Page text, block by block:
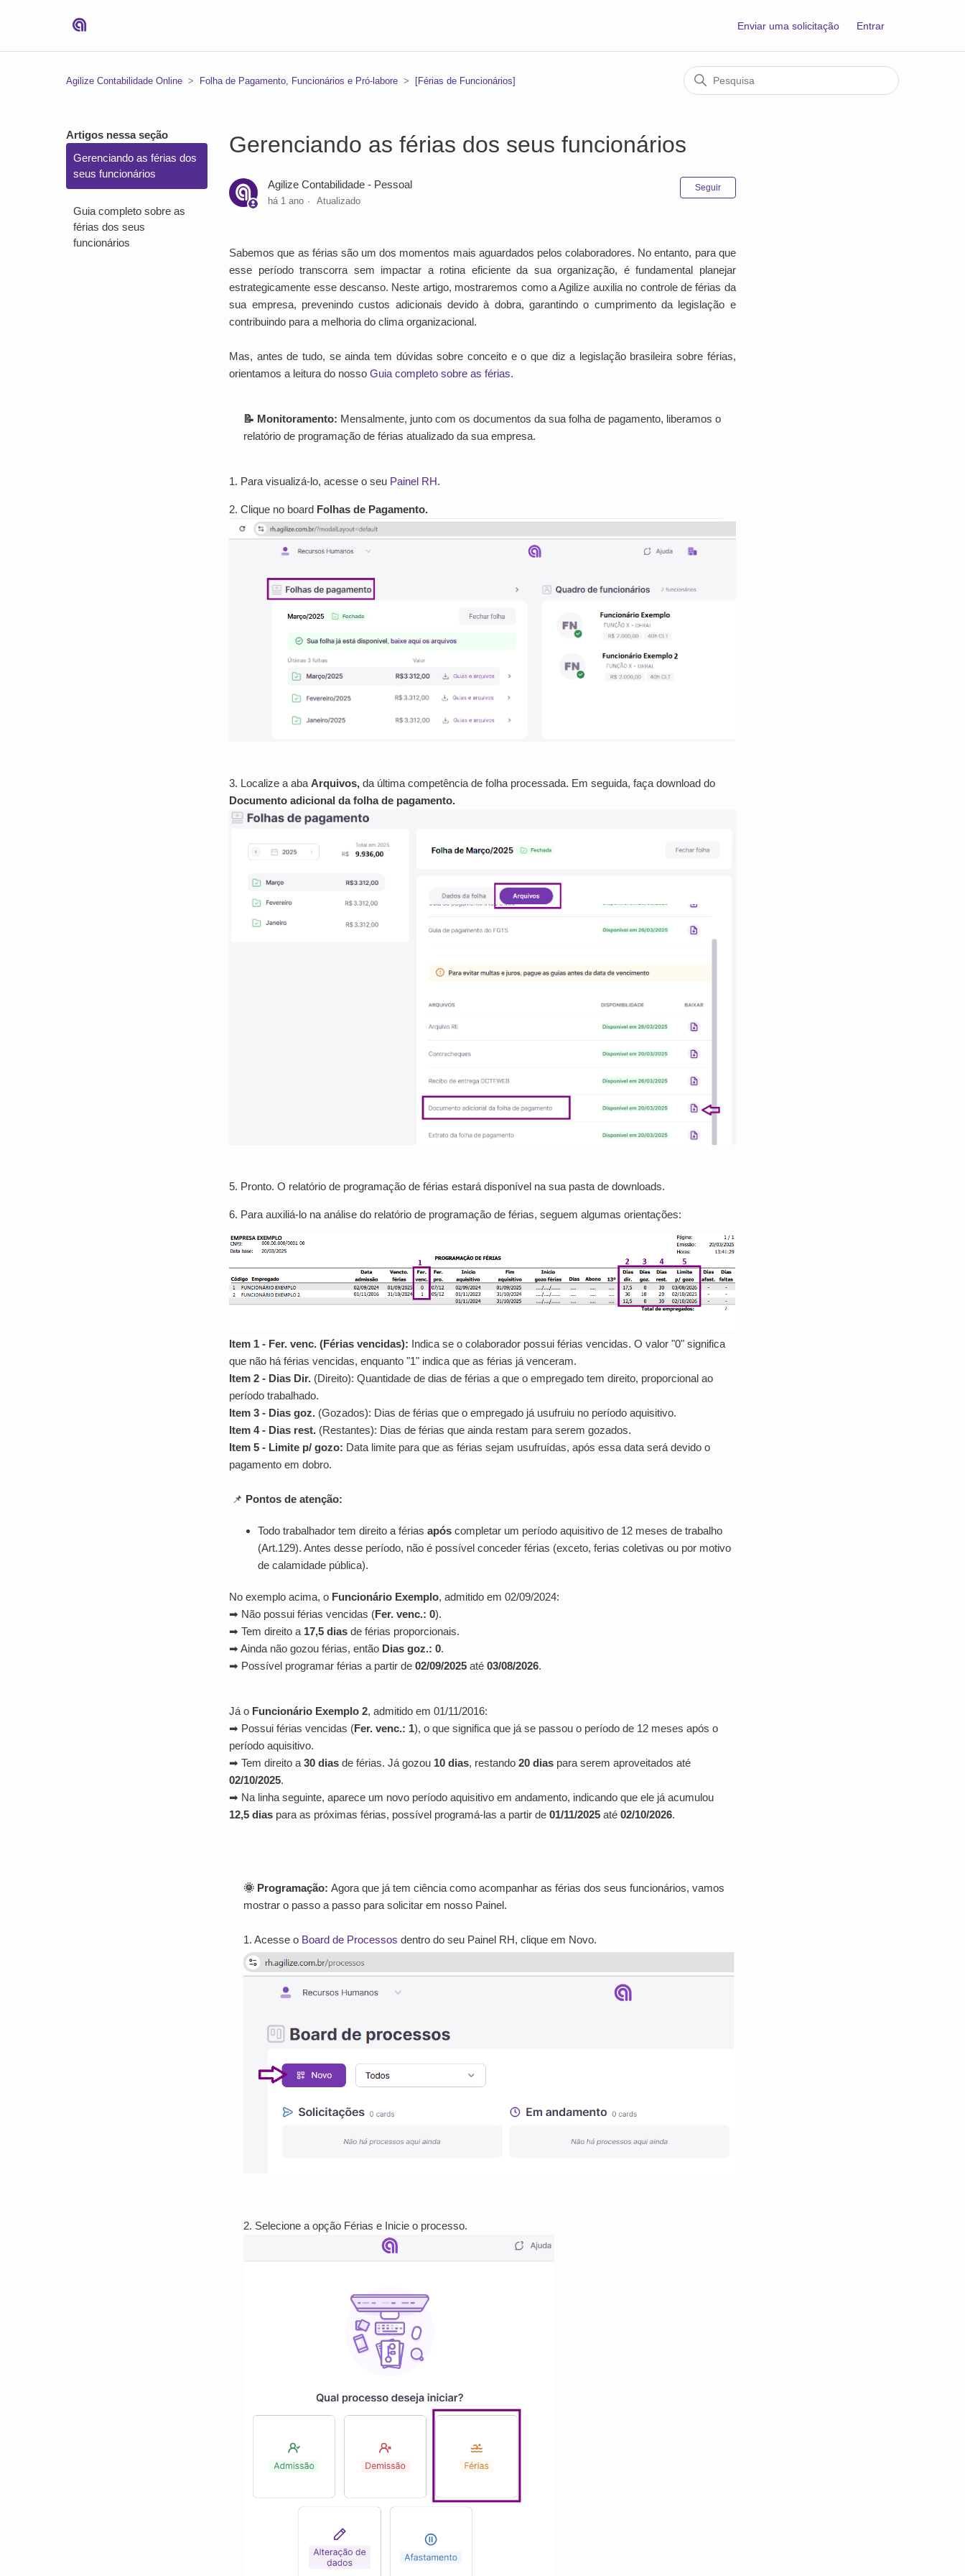
Enviar uma solicitação Entrar
Agilize Contabilidade Online Folha de Pagamento, Funcionários e Pró-labore [Férias de Funcionários]
Artigos nessa seção
Gerenciando as férias dos
seus funcionários
Guia completo sobre as
férias dos seus
funcionários
Gerenciando as férias dos seus funcionários
Agilize Contabilidade - Pessoal
há 1 ano Atualizado
Seguir
Sabemos que as férias são um dos momentos mais aguardados pelos colaboradores. No entanto, para que
esse período transcorra sem impactar a rotina eficiente da sua organização, é fundamental planejar
estrategicamente esse descanso. Neste artigo, mostraremos como a Agilize auxilia no controle de férias da
sua empresa, prevenindo custos adicionais devido à dobra, garantindo o cumprimento da legislação e
contribuindo para a melhoria do clima organizacional.
Mas, antes de tudo, se ainda tem dúvidas sobre conceito e o que diz a legislação brasileira sobre férias,
orientamos a leitura do nossoGuia completo sobre as férias.
📝 Monitoramento: Mensalmente, junto com os documentos da sua folha de pagamento, liberamos o
relatório de programação de férias atualizado da sua empresa.
1. Para visualizá-lo, acesse o seu Painel RH.
2. Clique no board Folhas de Pagamento.
3. Localize a abaArquivos, da última competência de folha processada. Em seguida, faça download do
Documento adicional da folha de pagamento.
5. Pronto. O relatório de programação de férias estará disponível na sua pasta de downloads.
6. Para auxiliá-lo na análise do relatório de programação de férias, seguem algumas orientações:
Item 1 - Fer. venc. (Férias vencidas): Indica se o colaborador possui férias vencidas. O valor "0" significa
que não há férias vencidas, enquanto "1" indica que as férias já venceram.
Item 2 - Dias Dir. (Direito): Quantidade de dias de férias a que o empregado tem direito, proporcional ao
período trabalhado.
Item 3 - Dias goz. (Gozados): Dias de férias que o empregado já usufruiu no período aquisitivo.
Item 4 - Dias rest. (Restantes): Dias de férias que ainda restam para serem gozados.
Item 5 - Limite p/ gozo: Data limite para que as férias sejam usufruídas, após essa data será devido o
pagamento em dobro.
📌 Pontos de atenção:
Todo trabalhador tem direito a férias após completar um período aquisitivo de 12 meses de trabalho
(Art.129). Antes desse período, não é possível conceder férias (exceto, ferias coletivas ou por motivo
de calamidade pública).
No exemplo acima, o Funcionário Exemplo, admitido em 02/09/2024:
➡ Não possui férias vencidas (Fer. venc.: 0).
➡ Tem direito a 17,5 dias de férias proporcionais.
➡ Ainda não gozou férias, então Dias goz.: 0.
➡ Possível programar férias a partir de02/09/2025 até03/08/2026.
Já o Funcionário Exemplo 2, admitido em 01/11/2016:
➡ Possui férias vencidas (Fer. venc.: 1), o que significa que já se passou o período de 12 meses após o
período aquisitivo.
➡ Tem direito a30 dias de férias. Já gozou 10 dias, restando20 dias para serem aproveitados até
02/10/2025.
➡ Na linha seguinte, aparece um novo período aquisitivo em andamento, indicando que ele já acumulou
12,5 dias para as próximas férias, possível programá-las a partir de01/11/2025 até02/10/2026.
🌞 Programação:Agora que já tem ciência como acompanhar as férias dos seus funcionários, vamos
mostrar o passo a passo para solicitar em nosso Painel.
1. Acesse o Board de Processos dentro do seu Painel RH, clique em Novo.
2. Selecione a opção Férias e Inicie o processo.